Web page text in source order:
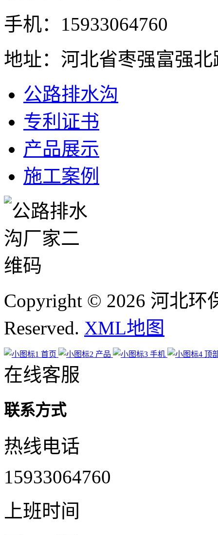
手机：15933064760
地址：河北省枣强富强北
公路排水沟
专利证书
产品展示
施工案例
Copyright © 2026 河北环
Reserved. XML地图
首页 产品 手机 顶
在线客服
联系方式
热线电话
15933064760
上班时间